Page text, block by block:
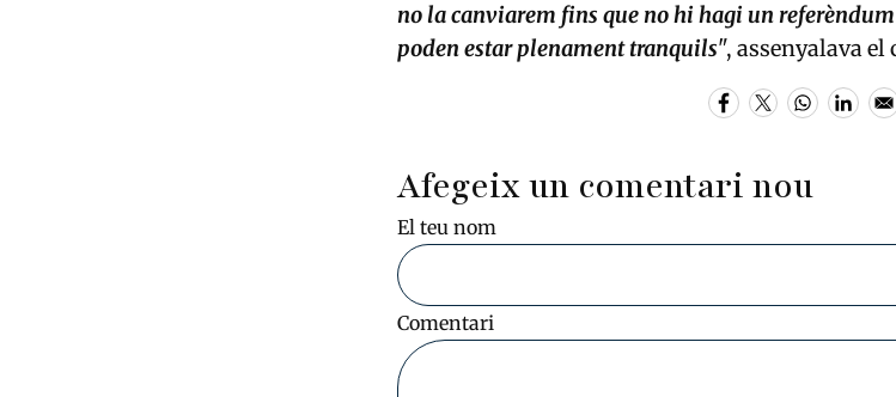
no la canviarem fins que no hi hagi un
poden estar plenament tranquils", assenyalava el
Afegeix un comentari nou
El teu nom
Comentari